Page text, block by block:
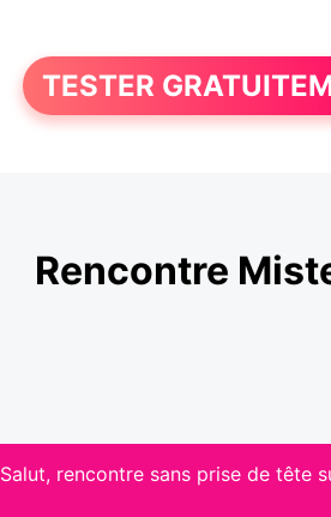
TESTER
Rencontre
Salut, rencontre sans prise de tête